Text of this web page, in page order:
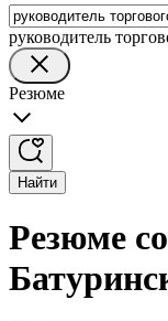
руководитель
Резюме
Найти
Резюме